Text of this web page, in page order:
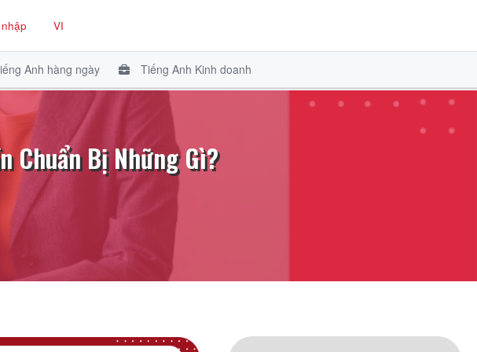
VI
Anh hàng ngày Tiếng Anh Kinh doanh
Chuẩn Bị Những Gì?